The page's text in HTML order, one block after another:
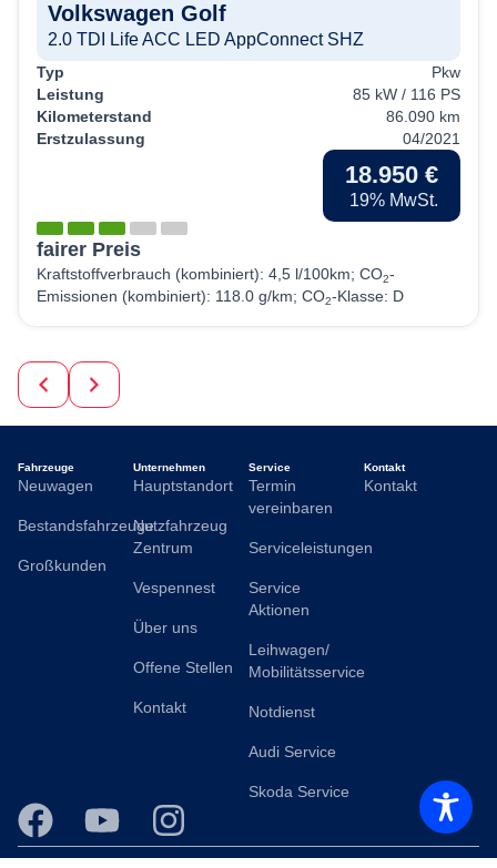
Volkswagen Golf
2.0 TDI Life ACC LED AppConnect SHZ
Typ
Pkw
Leistung
85 kW / 116 PS
Kilometerstand
86.090 km
Erstzulassung
04/2021
18.950 €
19% MwSt.
fairer Preis
Kraftstoffverbrauch (kombiniert): 4,5 l/100km; CO2-
Emissionen (kombiniert): 118.0 g/km; CO2-Klasse: D
Fahrzeuge
Neuwagen
Bestandsfahrzeuge
Großkunden
Unternehmen
Hauptstandort
Nutzfahrzeug
Zentrum
Vespennest
Über uns
Offene Stellen
Kontakt
Service
Termin
vereinbaren
Serviceleistungen
Service
Aktionen
Leihwagen/
Mobilitätsservice
Notdienst
Audi Service
Skoda Service
Kontakt
Kontakt